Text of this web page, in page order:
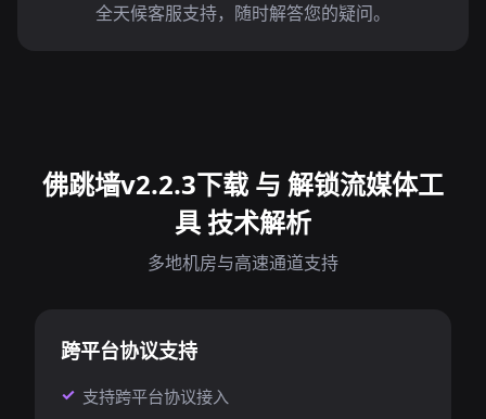
全天候客服支持，随时解答您的疑问。
佛跳墙v2.2.3下载 与 解锁流媒体工
具 技术解析
多地机房与高速通道支持
跨平台协议支持
支持跨平台协议接入